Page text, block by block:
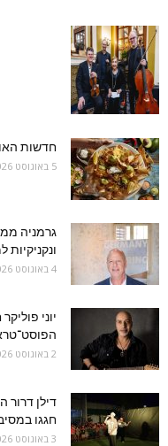
חדשות
5 באוגוסט 2026
גרמניה
4 באוגוסט 2026
יוני
2 באוגוסט 2026
דילן דרור
חגגו
3 באוגוסט 2026